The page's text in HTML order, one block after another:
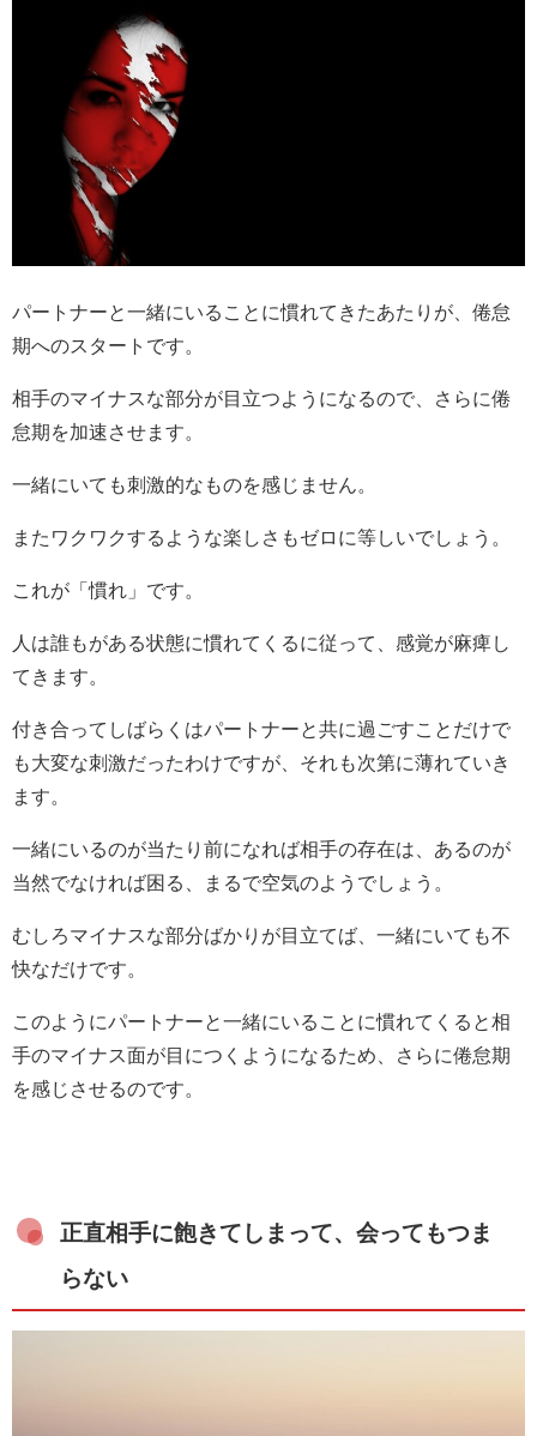
パートナーと一緒にいることに慣れてきたあたりが、倦怠
期へのスタートです。
相手のマイナスな部分が目立つようになるので、さらに倦
怠期を加速させます。
一緒にいても刺激的なものを感じません。
またワクワクするような楽しさもゼロに等しいでしょう。
これが「慣れ」です。
人は誰もがある状態に慣れてくるに従って、感覚が麻痺し
てきます。
付き合ってしばらくはパートナーと共に過ごすことだけで
も大変な刺激だったわけですが、それも次第に薄れていき
ます。
一緒にいるのが当たり前になれば相手の存在は、あるのが
当然でなければ困る、まるで空気のようでしょう。
むしろマイナスな部分ばかりが目立てば、一緒にいても不
快なだけです。
このようにパートナーと一緒にいることに慣れてくると相
手のマイナス面が目につくようになるため、さらに倦怠期
を感じさせるのです。
正直相手に飽きてしまって、会ってもつま
らない